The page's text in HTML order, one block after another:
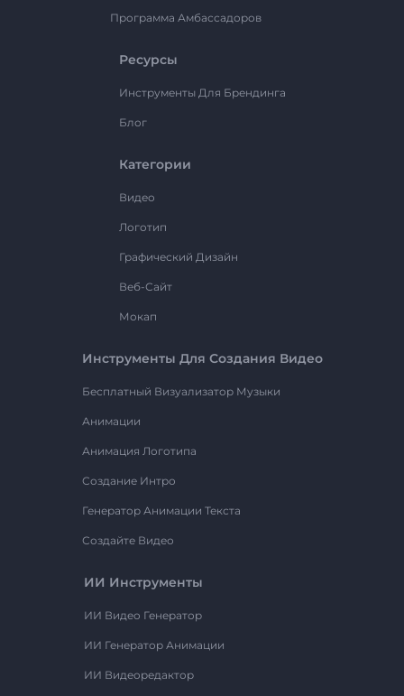
Программа Амбассадоров
Ресурсы
Инструменты Для Брендинга
Блог
Категории
Видео
Логотип
Графический Дизайн
Веб-Сайт
Мокап
Инструменты Для Создания Видео
Бесплатный Визуализатор Музыки
Анимации
Анимация Логотипа
Создание Интро
Генератор Анимации Текста
Создайте Видео
ИИ Инструменты
ИИ Видео Генератор
ИИ Генератор Анимации
ИИ Видеоредактор